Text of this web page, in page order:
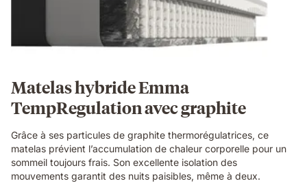
Matelas hybride Emma
TempRegulation avec graphite
Grâce à ses particules de graphite thermorégulatrices, ce
matelas prévient l’accumulation de chaleur corporelle pour un
sommeil toujours frais. Son excellente isolation des
mouvements garantit des nuits paisibles, même à deux.